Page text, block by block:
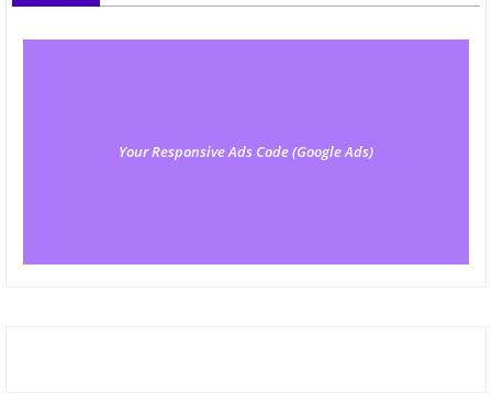
Your Responsive Ads Code (Google Ads)